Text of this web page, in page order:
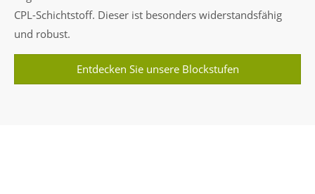
CPL-Schichtstoff. Dieser ist besonders widerstandsfähig
und robust.
Entdecken Sie unsere Blockstufen